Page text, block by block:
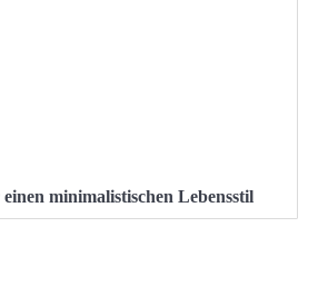
minimalistischen Lebensstil